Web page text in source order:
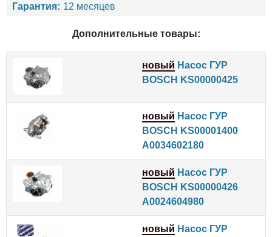
Гарантия: 12 месяцев
Дополнительные товары:
новый Насос ГУР
BOSCH KS00000425
новый Насос ГУР
BOSCH KS00001400
A0034602180
новый Насос ГУР
BOSCH KS00000426
A0024604980
новый Насос ГУР